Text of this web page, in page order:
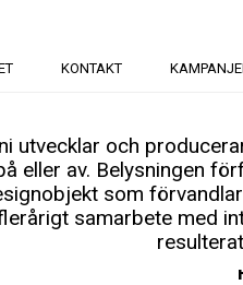
KONTAKT
utvecklar och
eller av. Belysningen
som
samarbete med
miljöer Belysning